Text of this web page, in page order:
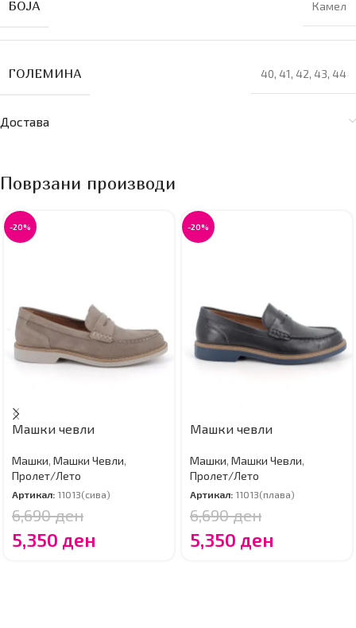
БОЈА Камел
ГОЛЕМИНА 40, 41, 42, 43, 44
Достава
Поврзани производи
-20%
Машки чевли
Машки, Машки Чевли,
Пролет/Лето
Артикал: 11013(сива)
6,690ден
5,350 ден
-20%
Машки чевли
Машки, Машки Чевли,
Пролет/Лето
Артикал: 11013(плава)
6,690ден
5,350 ден